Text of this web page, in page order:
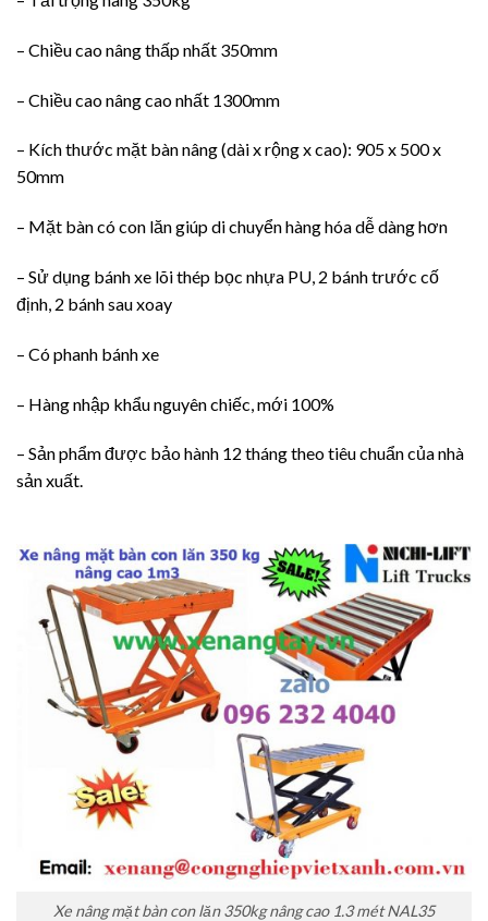
– Chiều cao nâng thấp nhất 350mm
– Chiều cao nâng cao nhất 1300mm
– Kích thước mặt bàn nâng (dài x rộng x cao): 905 x 500 x
50mm
– Mặt bàn có con lăn giúp di chuyển hàng hóa dễ dàng hơn
– Sử dụng bánh xe lõi thép bọc nhựa PU, 2 bánh trước cố
định, 2 bánh sau xoay
– Có phanh bánh xe
– Hàng nhập khẩu nguyên chiếc, mới 100%
– Sản phẩm được bảo hành 12 tháng theo tiêu chuẩn của nhà
sản xuất.
Xe nâng mặt bàn con lăn 350kg nâng cao 1.3 mét NAL35